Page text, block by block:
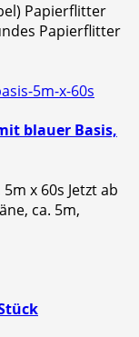
Papierflitter
Papierflitter
blauer Basis,
x 60s Jetzt ab
ca. 5m,